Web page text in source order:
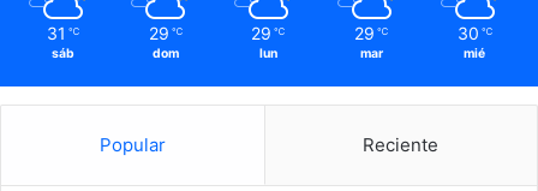
31 ℃
sáb
29 ℃
dom
29 ℃
lun
29 ℃
mar
30 ℃
mié
Popular Reciente